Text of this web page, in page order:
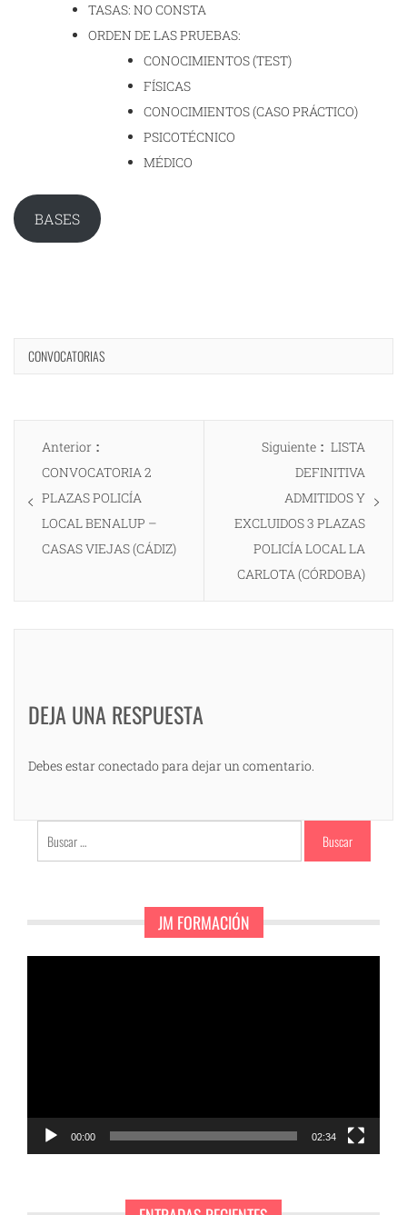
TASAS: NO CONSTA
ORDEN DE LAS PRUEBAS:
CONOCIMIENTOS (TEST)
FÍSICAS
CONOCIMIENTOS (CASO PRÁCTICO)
PSICOTÉCNICO
MÉDICO
BASES
CONVOCATORIAS
Navegación
entradas
Anterior
anterior:
CONVOCATORIA 2
PLAZAS POLICÍA
LOCAL BENALUP –
CASAS VIEJAS (CÁDIZ)
Siguiente
Entrada
siguiente:
LISTA
DEFINITIVA
ADMITIDOS Y
EXCLUIDOS 3 PLAZAS
POLICÍA LOCAL LA
CARLOTA (CÓRDOBA)
DEJA UNA RESPUESTA
Debes estar conectado para dejar un comentario.
Buscar:
JM FORMACIÓN
00:00 02:34